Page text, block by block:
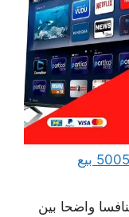
بيع تلفزيونات شاشات الكويت 50050623 بيع
واضحا بين